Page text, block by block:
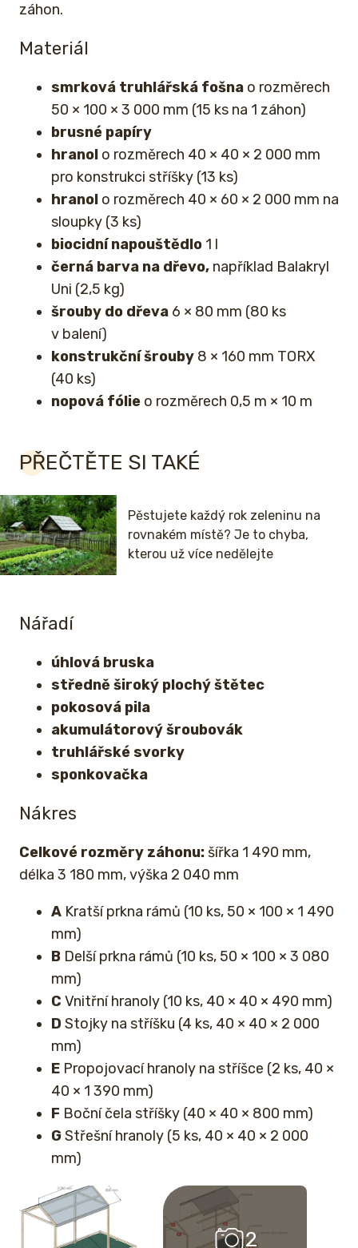
záhon.
Materiál
smrková truhlářská fošna o rozměrech
50 × 100 × 3 000 mm (15 ks na 1 záhon)
brusné papíry
hranol o rozměrech 40 × 40 × 2 000 mm
pro konstrukci stříšky (13 ks)
hranol o rozměrech 40 × 60 × 2 000 mm na
sloupky (3 ks)
biocidní napouštědlo 1 l
černá barva na dřevo, například Balakryl
Uni (2,5 kg)
šrouby do dřeva 6 × 80 mm (80 ks
v balení)
konstrukční šrouby 8 × 160 mm TORX
(40 ks)
nopová fólie o rozměrech 0,5 m × 10 m
PŘEČTĚTE SI TAKÉ
Pěstujete každý rok zeleninu na
rovnakém místě? Je to chyba,
kterou už více nedělejte
Nářadí
úhlová bruska
středně široký plochý štětec
pokosová pila
akumulátorový šroubovák
truhlářské svorky
sponkovačka
Nákres
Celkové rozměry záhonu: šířka 1 490 mm,
délka 3 180 mm, výška 2 040 mm
A Kratší prkna rámů (10 ks, 50 × 100 × 1 490
mm)
B Delší prkna rámů (10 ks, 50 × 100 × 3 080
mm)
C Vnitřní hranoly (10 ks, 40 × 40 × 490 mm)
D Stojky na stříšku (4 ks, 40 × 40 × 2 000
mm)
E Propojovací hranoly na stříšce (2 ks, 40 ×
40 × 1 390 mm)
F Boční čela stříšky (40 × 40 × 800 mm)
GStřešní hranoly (5 ks, 40 × 40 × 2 000
mm)
2